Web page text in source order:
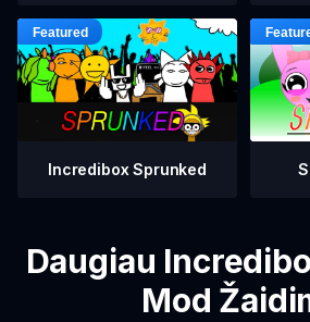
Incredibox Sprunked
Daugiau
Mod